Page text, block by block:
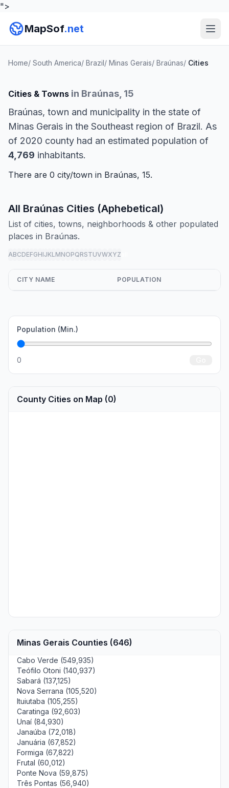
">
MapSof.net
Home/ South America/ Brazil/ Minas Gerais/ Braúnas/ Cities
Cities & Towns in Braúnas, 15
Braúnas, town and municipality in the state of
Minas Gerais in the Southeast region of Brazil. As
of 2020 county had an estimated population of
4,769 inhabitants.
There are 0 city/town in Braúnas, 15.
All Braúnas Cities (Aphebetical)
List of cities, towns, neighborhoods & other populated
places in Braúnas.
ABCDEFGHIJKLMNOPQRSTUVWXYZ
CITY NAME POPULATION
Population (Min.)
0
County Cities on Map (0)
Minas Gerais Counties (646)
Cabo Verde (549,935)
Teófilo Otoni (140,937)
Sabará (137,125)
Nova Serrana (105,520)
Ituiutaba (105,255)
Caratinga (92,603)
Unaí (84,930)
Janaúba (72,018)
Januária (67,852)
Formiga (67,822)
Frutal (60,012)
Ponte Nova (59,875)
Três Pontas (56,940)